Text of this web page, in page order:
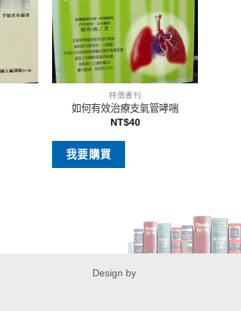
特價書刊
如何有效治療支氣管哮喘
NT$40
我要購買
Design by